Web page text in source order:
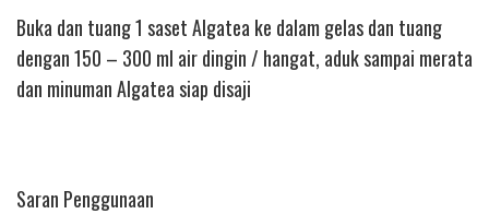
Buka dan tuang 1 saset Algatea ke dalam gelas dan tuang
dengan 150 – 300 ml air dingin / hangat, aduk sampai merata
dan minuman Algatea siap disaji
Saran Penggunaan